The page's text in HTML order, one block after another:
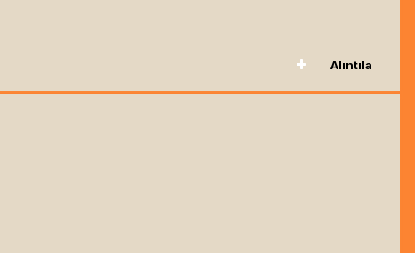
Alıntıla